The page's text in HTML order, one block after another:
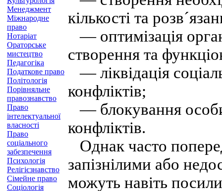
Менеджмент
Міжнародне
право
Нотаріат
Ораторське
мистецтво
Педагогіка
Податкове право
Політологія
Порівняльне
правознавство
Право
інтелектуальної
власності
Право
соціального
забезпечення
Психологія
Релігієзнавство
Сімейне право
Соціологія
кількості та
— оптимізація
створення та
— ліквідація
конфліктів;
— блокування
конфліктів.
Однак часто
запізнілими або
можуть навіть